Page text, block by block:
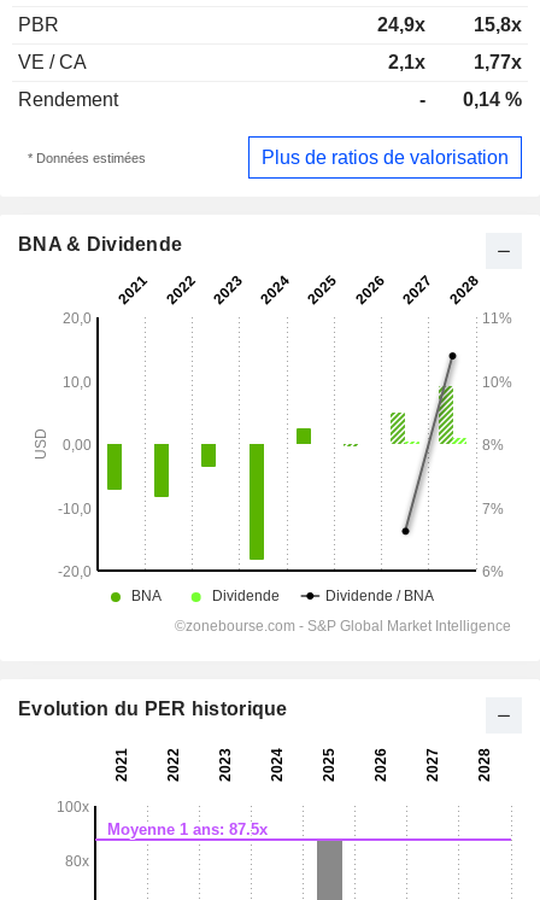
PBR 24,9x
15,8x
VE / CA
2,1x
1,77x
Rendement
- 0,14 %
* Données estimées Plus de ratios de valorisation
BNA & Dividende
Evolution du PER historique